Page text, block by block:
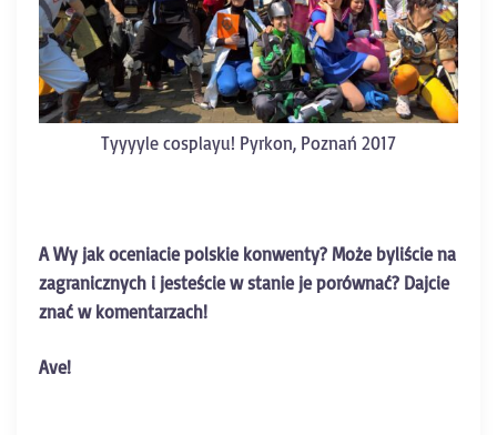
Tyyyyle cosplayu! Pyrkon, Poznań 2017
A Wy jak oceniacie polskie konwenty? Może byliście na
zagranicznych i jesteście w stanie je porównać? Dajcie
znać w komentarzach!
Ave!